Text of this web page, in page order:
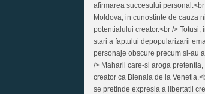
afirmarea succesului
Moldova, in cunostinte de cauza
potentialului creator.<br /> Totusi,
stari a faptului depopularizarii
personaje obscure precum si-au
/> Maharii care-si aroga
creator ca Bienala de la
se pretinde expresia a libertatii